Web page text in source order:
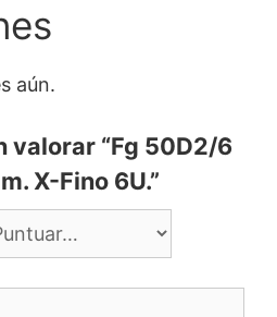
aún.
valorar “Fg 50D2/6
X-Fino 6U.”